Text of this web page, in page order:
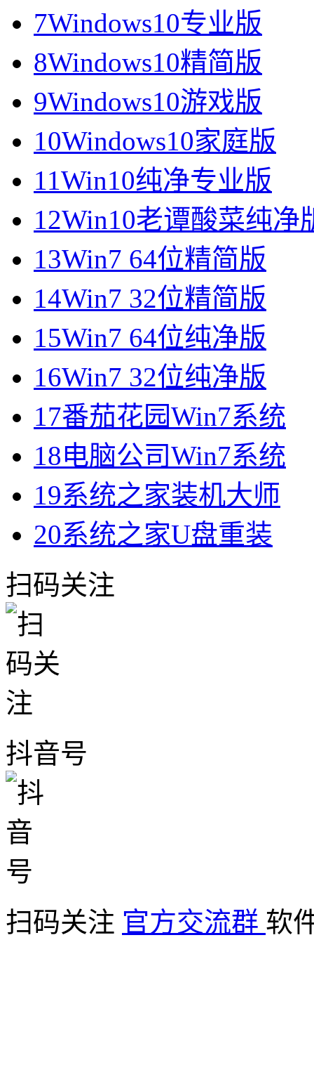
7Windows10专业版
8Windows10精简版
9Windows10游戏版
10Windows10家庭版
11Win10纯净专业版
12Win10老谭酸菜纯净
13Win7 64位精简版
14Win7 32位精简版
15Win7 64位纯净版
16Win7 32位纯净版
17番茄花园Win7系统
18电脑公司Win7系统
19系统之家装机大师
20系统之家U盘重装
扫码关注
抖音号
扫码关注 官方交流群 软